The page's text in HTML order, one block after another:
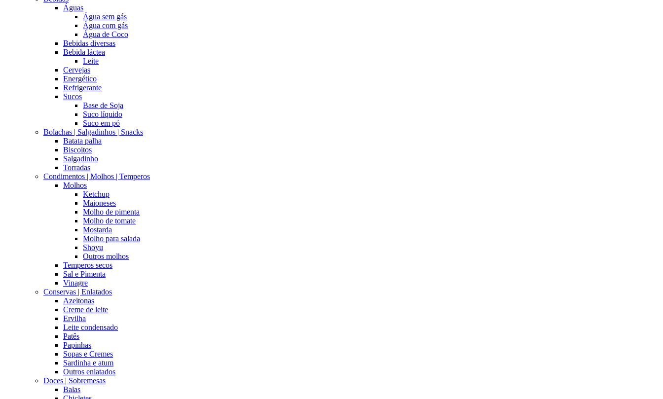
Águas
Água sem gás
Água com gás
Água de Coco
Bebidas diversas
Bebida láctea
Leite
Cervejas
Energético
Refrigerante
Sucos
Base de Soja
Suco líquido
Suco em pó
Bolachas | Salgadinhos | Snacks
Batata palha
Biscoitos
Salgadinho
Torradas
Condimentos | Molhos | Temperos
Molhos
Ketchup
Maioneses
Molho de pimenta
Molho de tomate
Mostarda
Molho para salada
Shoyu
Outros molhos
Temperos secos
Sal e Pimenta
Vinagre
Conservas | Enlatados
Azeitonas
Creme de leite
Ervilha
Leite condensado
Patês
Papinhas
Sopas e Cremes
Sardinha e atum
Outros enlatados
Doces | Sobremesas
Balas